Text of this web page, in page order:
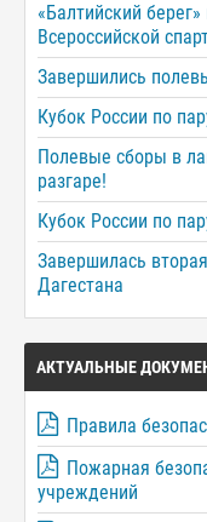
«Балтийский берег»
Всероссийской
Завершились
Кубок России по
Полевые сборы в
разгаре!
Кубок России по
Завершилась
Дагестана
АКТУАЛЬНЫЕ
Правила
Пожарная
учреждений